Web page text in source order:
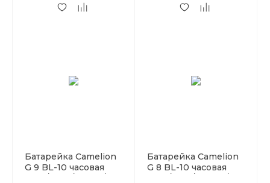
Батарейка Camelion
G 9 BL-10 часовая
Батарейка Camelion
G 8 BL-10 часовая